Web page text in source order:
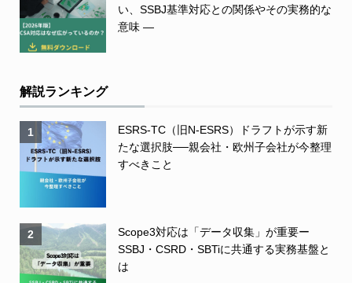
い、SSBJ基準対応との関係やその実務的な
意味 ―
解説ランキング
1
ESRS-TC（旧N-ESRS）ドラフトが示す新
たな選択肢──親会社・欧州子会社が今整理
すべきこと
2
Scope3対応は「データ収集」が重要ー
SSBJ・CSRD・SBTiに共通する実務基盤と
は